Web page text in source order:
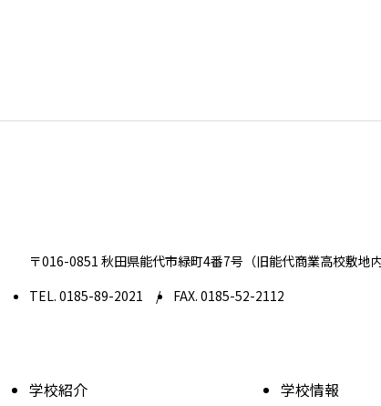
〒016-0851 秋田県能代市緑町4番7号 （旧能代商業高校敷地内
TEL. 0185-89-2021
FAX. 0185-52-2112
学校紹介 学校情報